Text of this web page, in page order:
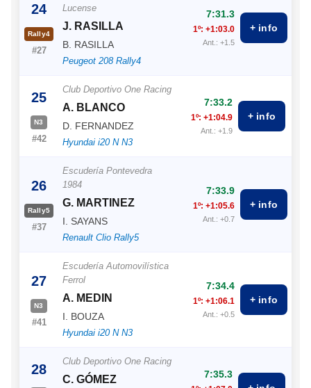
24
Rally4
#27
Lucense
J. RASILLA
B. RASILLA
Peugeot 208 Rally4
7:31.3
1º: +1:03.0
Ant.: +1.5
+ info
25
N3
#42
Club Deportivo One Racing
A. BLANCO
D. FERNANDEZ
Hyundai i20 N N3
7:33.2
1º: +1:04.9
Ant.: +1.9
+ info
26
Rally5
#37
Escudería Pontevedra
1984
G. MARTINEZ
I. SAYANS
Renault Clio Rally5
7:33.9
1º: +1:05.6
Ant.: +0.7
+ info
27
N3
#41
Escudería Automovilística
Ferrol
A. MEDIN
I. BOUZA
Hyundai i20 N N3
7:34.4
1º: +1:06.1
Ant.: +0.5
+ info
28
Club Deportivo One Racing
C. GÓMEZ 7:35.3